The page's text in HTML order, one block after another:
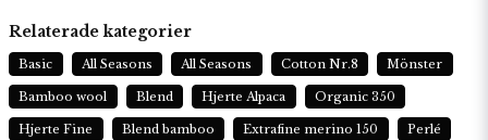
Relaterade kategorier
Basic All Seasons All Seasons Cotton Nr.8 Mönster
Bamboo wool Blend Hjerte Alpaca Organic 350
Hjerte Fine Blend bamboo Extrafine merino 150 Perlé